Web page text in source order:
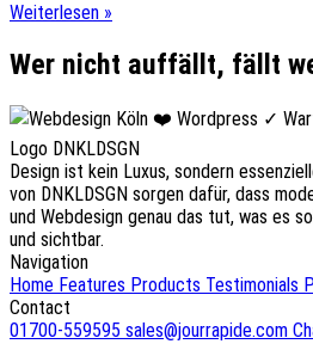
Weiterlesen »
Wer nicht auffällt, fällt
Design ist kein Luxus, sondern
von DNKLDSGN sorgen dafür, dass
und Webdesign genau das tut, was es
und sichtbar.
Navigation
Home Features Products Testimonials
Contact
01700-559595 sales@jourrapide.com